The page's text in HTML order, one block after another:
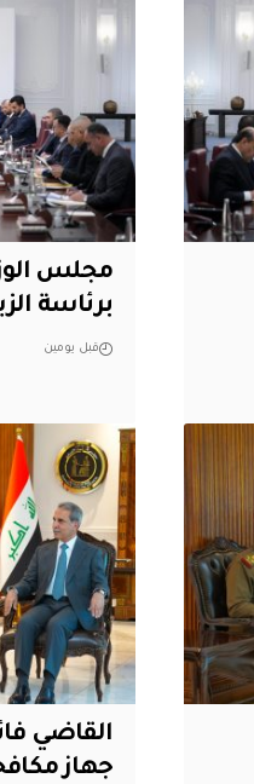
مجلس
برئاسة
قبل يومين
القاضي
جهاز